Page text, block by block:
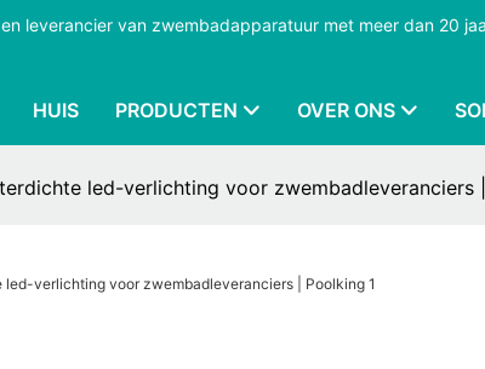
leverancier van zwembadapparatuur met meer dan 20
HUIS PRODUCTEN OVER ONS
led-verlichting voor zwembadleveranciers